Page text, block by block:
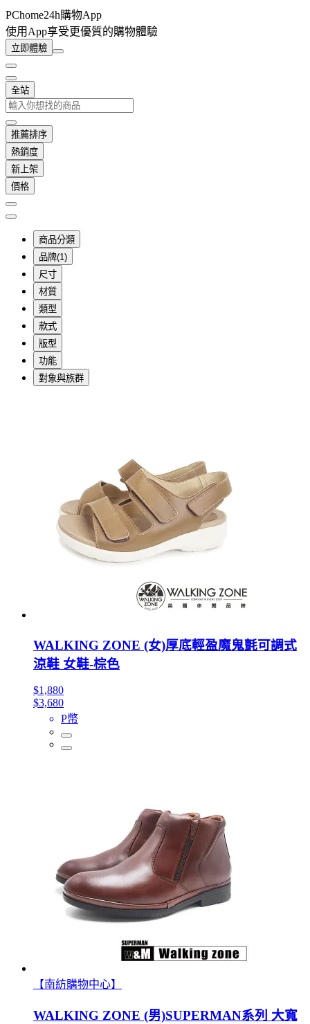
PChome24h購物App
使用App享受更優質的購物體驗
立即體驗
全站
推薦排序
熱銷度
新上架
價格
商品分類
品牌(1)
尺寸
材質
類型
款式
版型
功能
對象與族群
WALKING ZONE (女)厚底輕盈魔鬼氈可調式
涼鞋 女鞋-棕色
$1,880
$3,680
P幣
【南紡購物中心】
WALKING ZONE (男)SUPERMAN系列 大寬